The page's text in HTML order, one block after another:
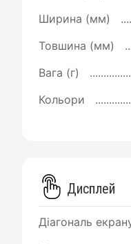
Ширина (мм)
Товшина (мм)
Вага (г)
Кольори
Дисплей
Діагональ